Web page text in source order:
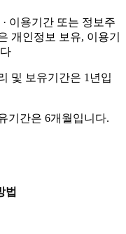
이용기간 또는 정보주
개인정보 보유, 이용기
및 보유기간은 1년입
기간은 6개월입니다.
법